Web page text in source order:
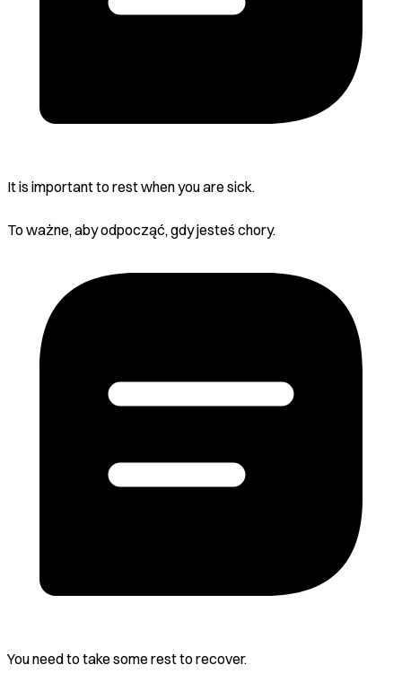
It is important to rest when you are sick.
To ważne, aby odpocząć, gdy jesteś chory.
You need to take some rest to recover.